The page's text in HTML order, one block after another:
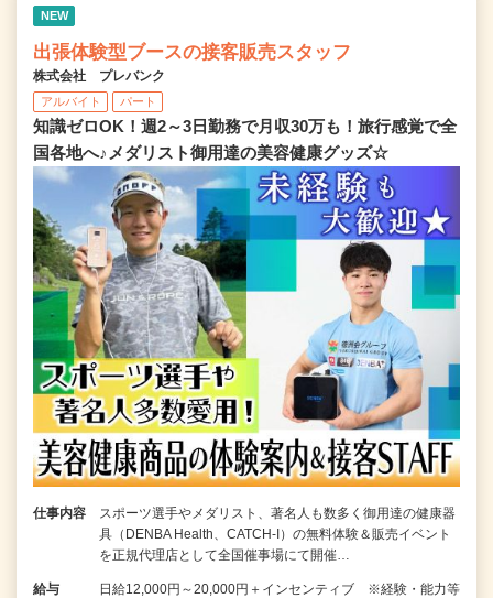
NEW
出張体験型ブースの接客販売スタッフ
株式会社 プレバンク
アルバイト パート
知識ゼロOK！週2～3日勤務で月収30万も！旅行感覚で全
国各地へ♪メダリスト御用達の美容健康グッズ☆
仕事内容
スポーツ選手やメダリスト、著名人も数多く御用達の健康器
具（DENBA Health、CATCH-I）の無料体験＆販売イベント
を正規代理店として全国催事場にて開催…
給与
日給12,000円～20,000円＋インセンティブ ※経験・能力等